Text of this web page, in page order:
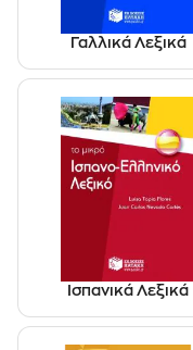
Γαλλικά Λεξικά
Ισπανικά Λεξικά